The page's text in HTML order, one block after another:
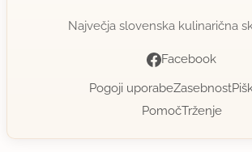
Največja slovenska kulinarična
Facebook
Pogoji uporabeZasebnost
PomočTrženje